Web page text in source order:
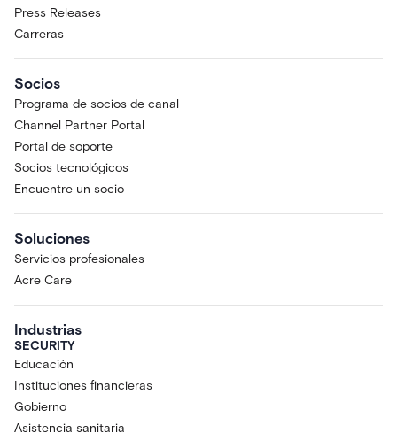
Press Releases
Carreras
Socios
Programa de socios de canal
Channel Partner Portal
Portal de soporte
Socios tecnológicos
Encuentre un socio
Soluciones
Servicios profesionales
Acre Care
Industrias
SECURITY
Educación
Instituciones financieras
Gobierno
Asistencia sanitaria